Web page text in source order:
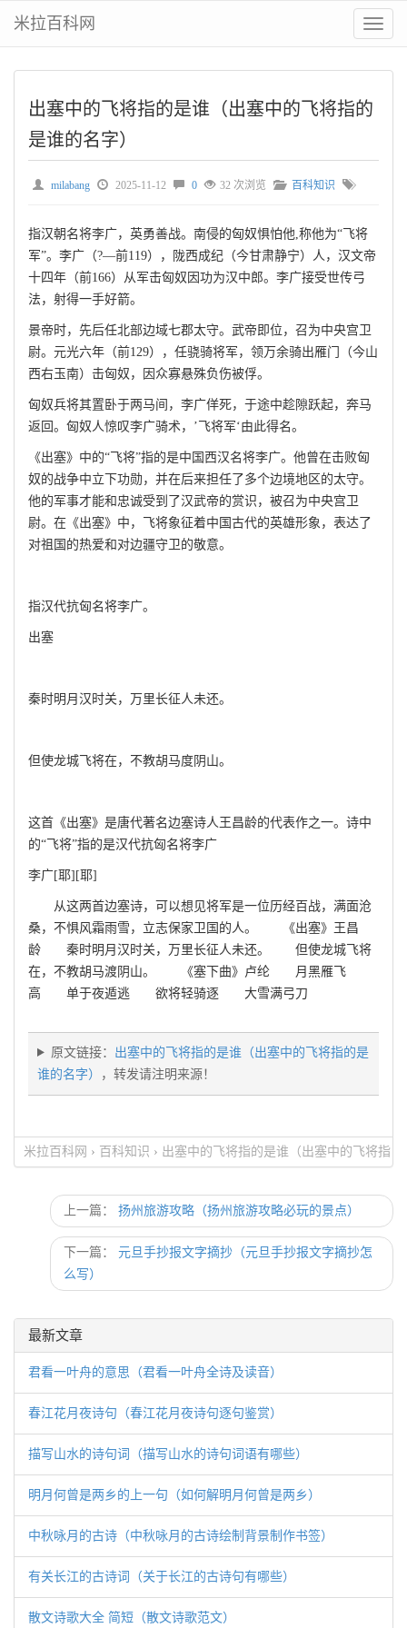
切
换
菜
米拉百科网
出塞中的飞将指的是谁（出塞中的飞将指的
是谁的名字）
milabang 2025-11-12 0 32 次浏览 百科知识
指汉朝名将李广，英勇善战。南侵的匈奴惧怕他,称他为“飞将
军”。李广（?—前119），陇西成纪（今甘肃静宁）人，汉文帝
十四年（前166）从军击匈奴因功为汉中郎。李广接受世传弓
法，射得一手好箭。
景帝时，先后任北部边域七郡太守。武帝即位，召为中央宫卫
尉。元光六年（前129），任骁骑将军，领万余骑出雁门（今山
西右玉南）击匈奴，因众寡悬殊负伤被俘。
匈奴兵将其置卧于两马间，李广佯死，于途中趁隙跃起，奔马
返回。匈奴人惊叹李广骑术，’飞将军‘由此得名。
《出塞》中的“飞将”指的是中国西汉名将李广。他曾在击败匈
奴的战争中立下功勋，并在后来担任了多个边境地区的太守。
他的军事才能和忠诚受到了汉武帝的赏识，被召为中央宫卫
尉。在《出塞》中，飞将象征着中国古代的英雄形象，表达了
对祖国的热爱和对边疆守卫的敬意。
指汉代抗匈名将李广。
出塞
秦时明月汉时关，万里长征人未还。
但使龙城飞将在，不教胡马度阴山。
这首《出塞》是唐代著名边塞诗人王昌龄的代表作之一。诗中
的“飞将”指的是汉代抗匈名将李广
李广[耶][耶]
从这两首边塞诗，可以想见将军是一位历经百战，满面沧
桑，不惧风霜雨雪，立志保家卫国的人。 《出塞》王昌
龄 秦时明月汉时关，万里长征人未还。 但使龙城飞将
在，不教胡马渡阴山。 《塞下曲》卢纶 月黑雁飞
高 单于夜遁逃 欲将轻骑逐 大雪满弓刀
原文链接： 出塞中的飞将指的是谁（出塞中的飞将指的是
谁的名字）
，转发请注明来源！
米拉百科网 › 百科知识 › 出塞中的飞将指的是谁（出塞中的飞将指
上一篇： 扬州旅游攻略（扬州旅游攻略必玩的景点）
下一篇：
元旦手抄报文字摘抄（元旦手抄报文字摘抄怎
么写）
最新文章
君看一叶舟的意思（君看一叶舟全诗及读音）
春江花月夜诗句（春江花月夜诗句逐句鉴赏）
描写山水的诗句词（描写山水的诗句词语有哪些）
明月何曾是两乡的上一句（如何解明月何曾是两乡）
中秋咏月的古诗（中秋咏月的古诗绘制背景制作书签）
有关长江的古诗词（关于长江的古诗句有哪些）
散文诗歌大全 简短（散文诗歌范文）